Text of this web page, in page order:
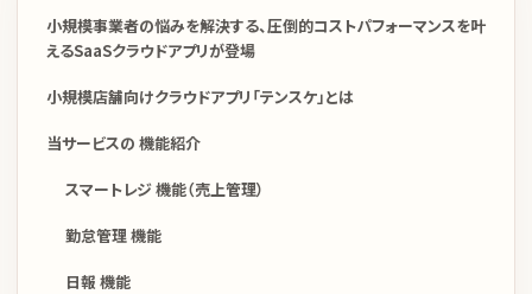
小規模事業者の悩みを解決する、圧倒的コストパフォーマンスを叶
えるSaaSクラウドアプリが登場
小規模店舗向けクラウドアプリ「テンスケ」とは
当サービスの 機能紹介
スマートレジ 機能（売上管理）
勤怠管理 機能
日報 機能